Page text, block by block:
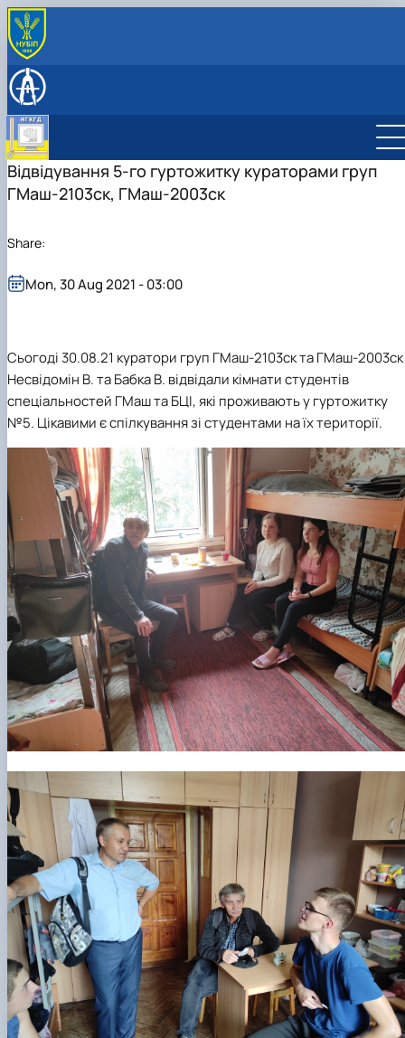
ПРО КАФЕДРУ
НАУКОВІ ГУРТКИ
Комп'ютерна графіка та твердотільне
моделювання
CAD-технології для конструкторів
НАУКОВА РОБОТА
Відвідування 5-го гуртожитку кураторами груп
ГМаш-2103ск, ГМаш-2003ск
Сьогоді 30.08.21 куратори груп ГМаш-2103ск та ГМаш-2003ск
Несвідомін В. та Бабка В. відвідали кімнати студентів
спеціальностей ГМаш та БЦІ, які проживають у гуртожитку
№5. Цікавими є спілкування зі студентами на їх території.
Mon, 30 Aug 2021 - 03:00
Share: